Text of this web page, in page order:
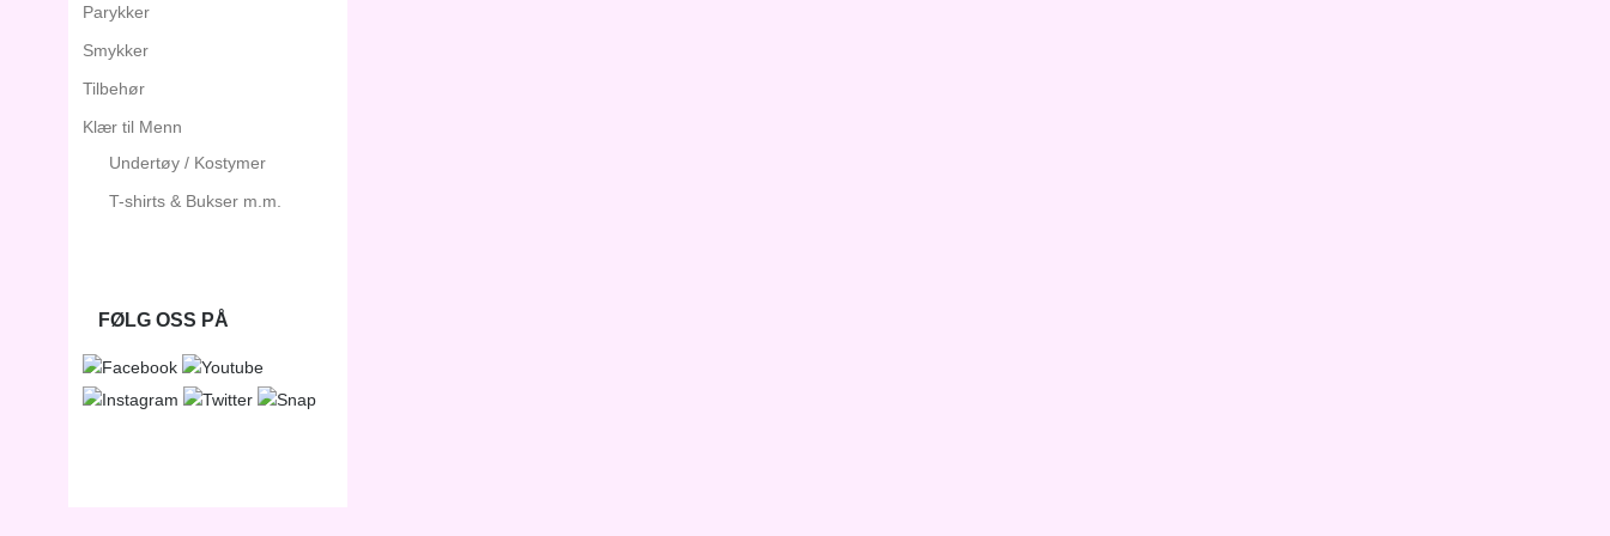
Parykker
Smykker
Tilbehør
Klær til Menn
Undertøy / Kostymer
T-shirts & Bukser m.m.
FØLG OSS PÅ